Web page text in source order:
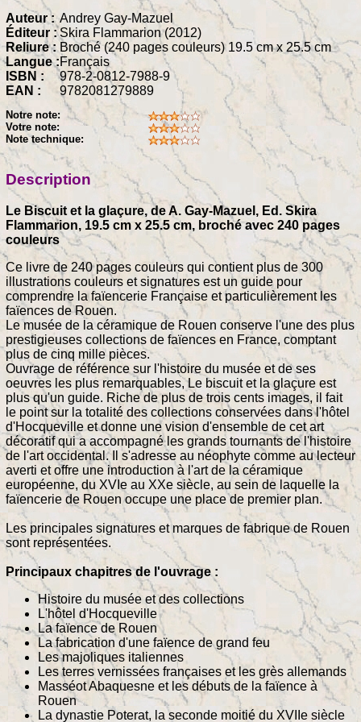
Auteur : Andrey Gay-Mazuel
Éditeur :Skira Flammarion (2012)
Reliure : Broché (240 pages couleurs) 19.5 cm x 25.5 cm
Langue :Français
ISBN :
978-2-0812-7988-9
EAN :
9782081279889
Notre note:
Votre note:
Note technique:
Description
Le Biscuit et la glaçure, de A. Gay-Mazuel, Ed. Skira
Flammarion, 19.5 cm x 25.5 cm, broché avec 240 pages
couleurs
Ce livre de 240 pages couleurs qui contient plus de 300
illustrations couleurs et signatures est un guide pour
comprendre la faïencerie Française et particulièrement les
faïences de Rouen.
Le musée de la céramique de Rouen conserve l'une des plus
prestigieuses collections de faïences en France, comptant
plus de cinq mille pièces.
Ouvrage de référence sur l'histoire du musée et de ses
oeuvres les plus remarquables, Le biscuit et la glaçure est
plus qu'un guide. Riche de plus de trois cents images, il fait
le point sur la totalité des collections conservées dans l'hôtel
d'Hocqueville et donne une vision d'ensemble de cet art
décoratif qui a accompagné les grands tournants de l'histoire
de l'art occidental. Il s'adresse au néophyte comme au lecteur
averti et offre une introduction à l'art de la céramique
européenne, du XVIe au XXe siècle, au sein de laquelle la
faïencerie de Rouen occupe une place de premier plan.
Les principales signatures et marques de fabrique de Rouen
sont représentées.
Principaux chapitres de l'ouvrage :
Histoire du musée et des collections
L'hôtel d'Hocqueville
La faïence de Rouen
La fabrication d'une faïence de grand feu
Les majoliques italiennes
Les terres vernissées françaises et les grès allemands
Masséot Abaquesne et les débuts de la faïence à
Rouen
La dynastie Poterat, la seconde moitié du XVIIe siècle